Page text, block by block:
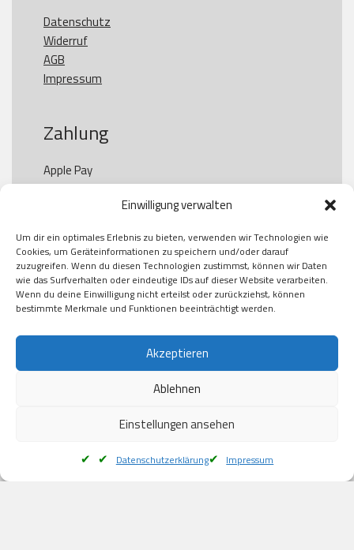
Einwilligung verwalten
Um dir ein optimales Erlebnis zu bieten, verwenden wir Technologien wie
Cookies, um Geräteinformationen zu speichern und/oder darauf
zuzugreifen. Wenn du diesen Technologien zustimmst, können wir Daten
wie das Surfverhalten oder eindeutige IDs auf dieser Website verarbeiten.
Wenn du deine Einwilligung nicht erteilst oder zurückziehst, können
bestimmte Merkmale und Funktionen beeinträchtigt werden.
Akzeptieren
Ablehnen
Einstellungen ansehen
Datenschutzerklärung Impressum
Datenschutz
Widerruf
AGB
Impressum
Zahlung
Apple Pay
Paypal
Kauf auf Rechung
Klarna
American Express